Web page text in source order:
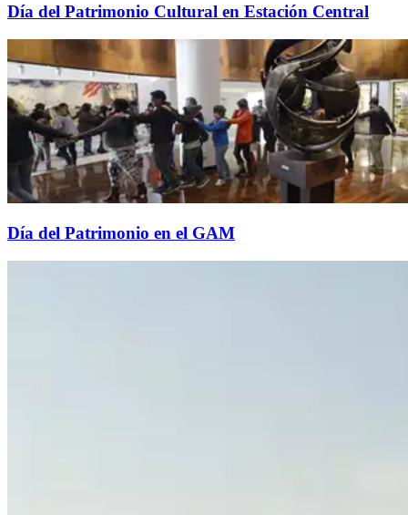
Día del Patrimonio Cultural en Estación Central
Día del Patrimonio en el GAM